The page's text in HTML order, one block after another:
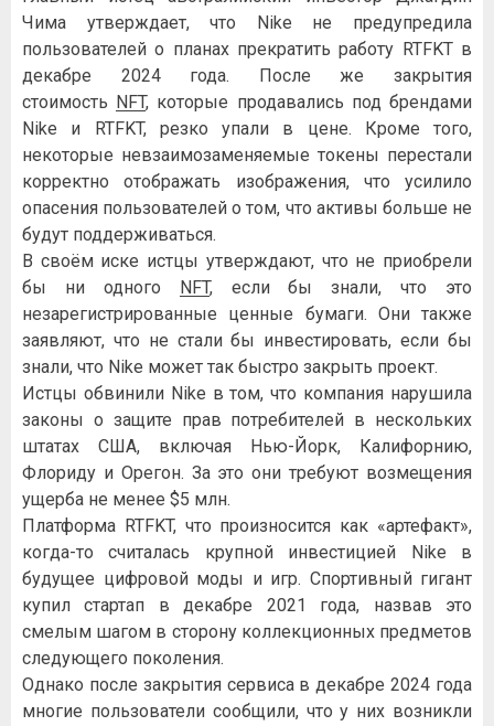
Чима утверждает, что Nike не предупредила
пользователей о планах прекратить работу RTFKT в
декабре 2024 года. После же закрытия
стоимость NFT, которые продавались под брендами
Nike и RTFKT, резко упали в цене. Кроме того,
некоторые невзаимозаменяемые токены перестали
корректно отображать изображения, что усилило
опасения пользователей о том, что активы больше не
будут поддерживаться.
В своём иске истцы утверждают, что не приобрели
бы ни одного NFT, если бы знали, что это
незарегистрированные ценные бумаги. Они также
заявляют, что не стали бы инвестировать, если бы
знали, что Nike может так быстро закрыть проект.
Истцы обвинили Nike в том, что компания нарушила
законы о защите прав потребителей в нескольких
штатах США, включая Нью-Йорк, Калифорнию,
Флориду и Орегон. За это они требуют возмещения
ущерба не менее $5 млн.
Платформа RTFKT, что произносится как «артефакт»,
когда-то считалась крупной инвестицией Nike в
будущее цифровой моды и игр. Спортивный гигант
купил стартап в декабре 2021 года, назвав это
смелым шагом в сторону коллекционных предметов
следующего поколения.
Однако после закрытия сервиса в декабре 2024 года
многие пользователи сообщили, что у них возникли